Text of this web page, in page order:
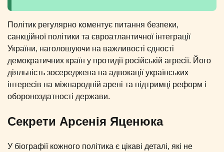
Політик регулярно коментує питання безпеки,
санкційної політики та євроатлантичної інтеграції
України, наголошуючи на важливості єдності
демократичних країн у протидії російській агресії. Його
діяльність зосереджена на адвокації українських
інтересів на міжнародній арені та підтримці реформ і
обороноздатності держави.
Секрети Арсенія Яценюка
У біографії кожного політика є цікаві деталі, які не